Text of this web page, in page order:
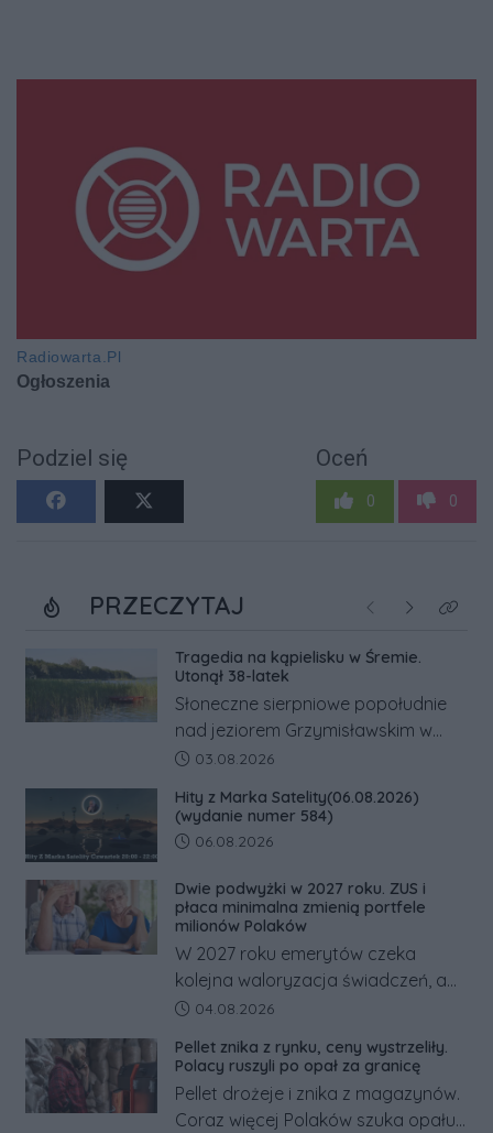
Podziel się Oceń
0 0
PRZECZYTAJ Poprzednie
NastępneKliknij
Tragedia na kąpielisku w Śremie.
Utonął 38-latek
Słoneczne sierpniowe popołudnie
nad jeziorem Grzymisławskim w
powiecie śremskim zakończyło się
odwrócić nawet natychmiastowe
działania służb ratunkowych.
Data dodania artykułu:
03.08.2026
Hity z Marka Satelity(06.08.2026)
(wydanie numer 584)
Data dodania artykułu:
06.08.2026
Dwie podwyżki w 2027 roku. ZUS i
płaca minimalna zmienią portfele
milionów Polaków
W 2027 roku emerytów czeka
kolejna waloryzacja świadczeń, a
pracowników podwyżka płacy
tym zmianom zyskają.
Data dodania artykułu:
04.08.2026
Pellet znika z rynku, ceny wystrzeliły.
Polacy ruszyli po opał za granicę
Pellet drożeje i znika z magazynów.
Coraz więcej Polaków szuka opału